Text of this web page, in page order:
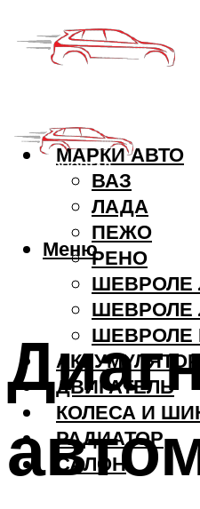
МАРКИ АВТО
ВАЗ
ЛАДА
ПЕЖО
РЕНО
ШЕВРОЛЕ
ШЕВРОЛЕ
ШЕВРОЛЕ
АККУМУЛЯТОР
ДВИГАТЕЛЬ
КОЛЕСА И
РАДИАТОР
САЛОН
Меню